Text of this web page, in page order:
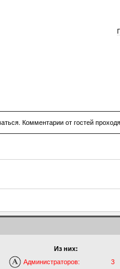
Комментарии от гостей
Из них:
Администраторов:
3